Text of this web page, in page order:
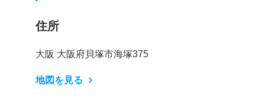
住所
大阪 大阪府貝塚市海塚375
地図を見る